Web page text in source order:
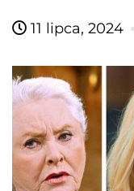
11 lipca, 2024